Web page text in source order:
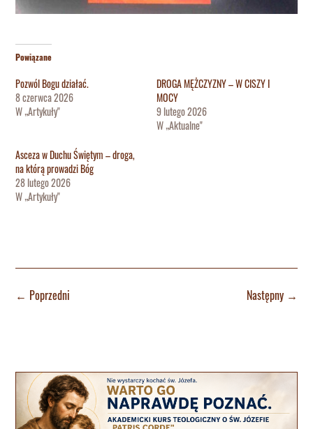
Powiązane
Pozwól Bogu działać.
8 czerwca 2026
W „Artykuły"
DROGA MĘŻCZYZNY – W CISZY I
MOCY
9 lutego 2026
W „Aktualne"
Asceza w Duchu Świętym – droga,
na którą prowadzi Bóg
28 lutego 2026
W „Artykuły"
← Poprzedni Następny→